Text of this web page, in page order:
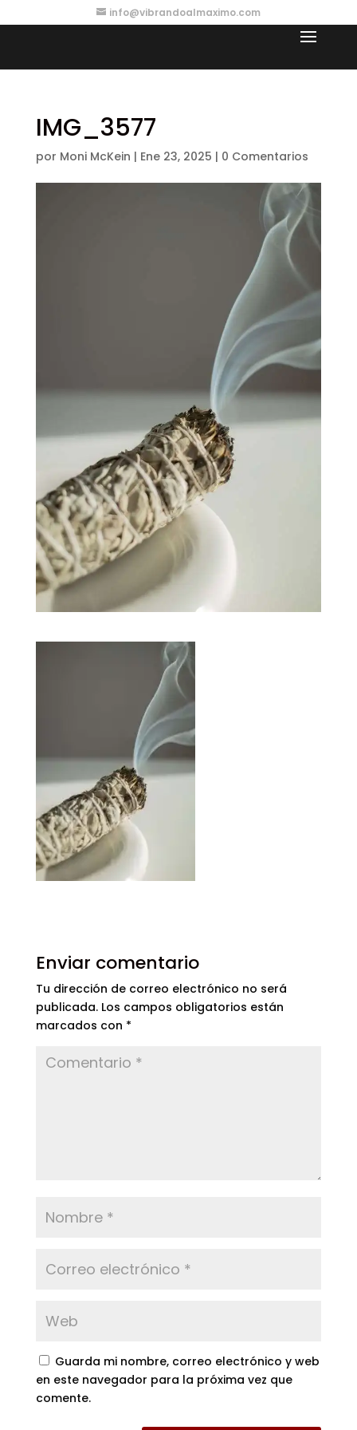
info@vibrandoalmaximo.com
IMG_3577
por Moni McKein | Ene 23, 2025 | 0 Comentarios
Enviar comentario
Tu dirección de correo electrónico no será
publicada. Los campos obligatorios están
marcados con *
Guarda mi nombre, correo electrónico y web
en este navegador para la próxima vez que
comente.